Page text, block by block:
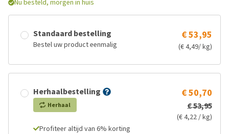
Nu besteld, morgen in huis
Standaard bestelling
Bestel uw product eenmalig
€ 53,95
(€ 4,49/ kg)
Herhaalbestelling
Herhaal
€ 50,70
€ 53,95
(€ 4,22 / kg)
Profiteer altijd van 6% korting